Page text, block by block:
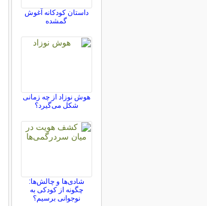
داستان کودکانه آغوش
گمشده
هوش نوزاد از چه زمانی
شکل می‌گیرد؟
شادی‌ها و چالش‌ها:
چگونه از کودکی به
نوجوانی برسیم؟